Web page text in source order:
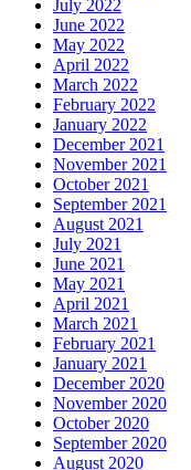
July 2022
June 2022
May 2022
April 2022
March 2022
February 2022
January 2022
December 2021
November 2021
October 2021
September 2021
August 2021
July 2021
June 2021
May 2021
April 2021
March 2021
February 2021
January 2021
December 2020
November 2020
October 2020
September 2020
August 2020